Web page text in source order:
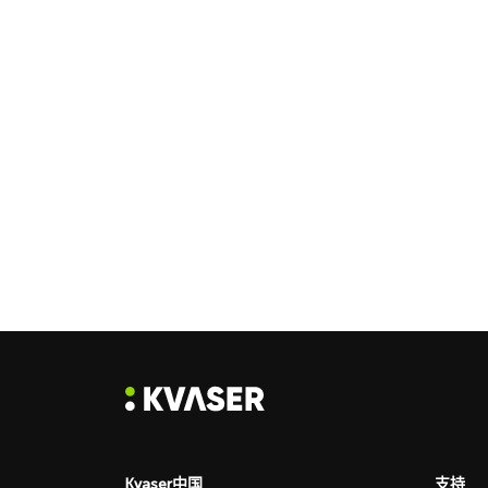
Kvaser中国 支持